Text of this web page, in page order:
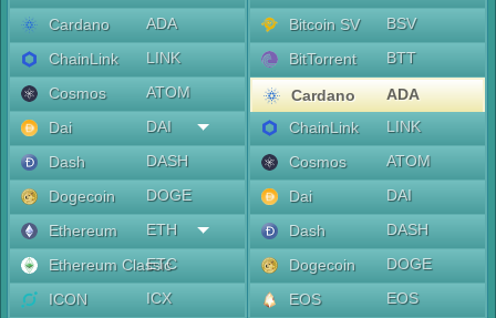
Cardano
ADA
ChainLink
LINK
Cosmos
ATOM
Dai
DAI
Dash
DASH
Dogecoin
DOGE
Ethereum
ETH
Ethereum Classic
ETC
ICON
ICX
Bitcoin SV
BSV
BitTorrent
BTT
Cardano
ADA
ChainLink
LINK
Cosmos
ATOM
Dai
DAI
Dash
DASH
Dogecoin
DOGE
EOS
EOS